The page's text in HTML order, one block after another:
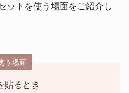
ットを使う場面をご紹介し
う場面
貼るとき